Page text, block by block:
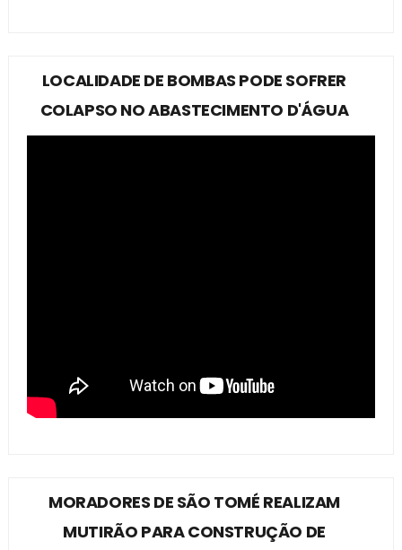
LOCALIDADE DE BOMBAS PODE SOFRER
COLAPSO NO ABASTECIMENTO D'ÁGUA
MORADORES DE SÃO TOMÉ REALIZAM
MUTIRÃO PARA CONSTRUÇÃO DE